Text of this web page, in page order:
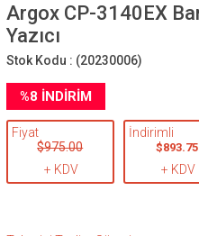
Argox CP-3140EX
Yazıcı
Stok Kodu : (20230006)
%8 İNDIRIM
Fiyat
$975.00
+ KDV
İndirimli
$893.75
+ KDV